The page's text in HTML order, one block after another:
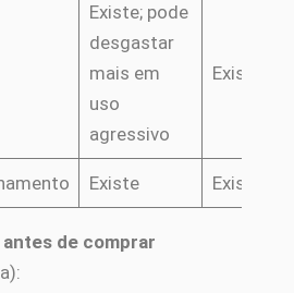
Existe; pode
desgastar
mais em
uso
agressivo
Existe
Existe Existe
de comprar